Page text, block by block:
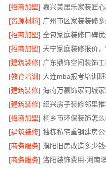
[招商加盟] 嘉兴美居乐家装匠
[资源材料]
[招商加盟]
[招商加盟]
[建筑装修]
[教育培训]
[建筑装修] 海南万赢饰家同城
[建筑装修] 绍兴房子装修邻里
[招商加盟] 桐乡市环保装饰怎
[建筑装修] 独栋私宅重钢建房
[商务服务]
[商务服务] 洛阳装饰费用-河南